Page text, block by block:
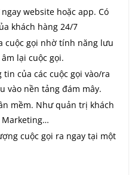
website hoặc app. Có
khách hàng 24/7
cuộc gọi nhờ tính năng lưu
lại cuộc gọi.
của các cuộc gọi vào/ra
vào nền tảng đám mây.
mềm. Như quản trị khách
Marketing…
cuộc gọi ra ngay tại một